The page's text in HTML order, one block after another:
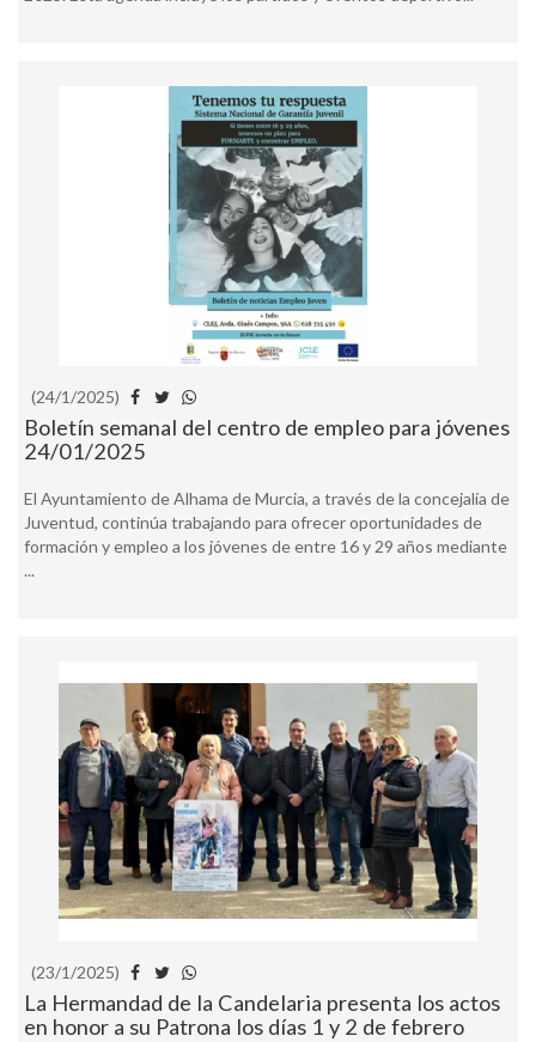
(24/1/2025)
Boletín semanal del centro de empleo para jóvenes
24/01/2025
El Ayuntamiento de Alhama de Murcia, a través de la concejalía de
Juventud, continúa trabajando para ofrecer oportunidades de
formación y empleo a los jóvenes de entre 16 y 29 años mediante
...
(23/1/2025)
La Hermandad de la Candelaria presenta los actos
en honor a su Patrona los días 1 y 2 de febrero